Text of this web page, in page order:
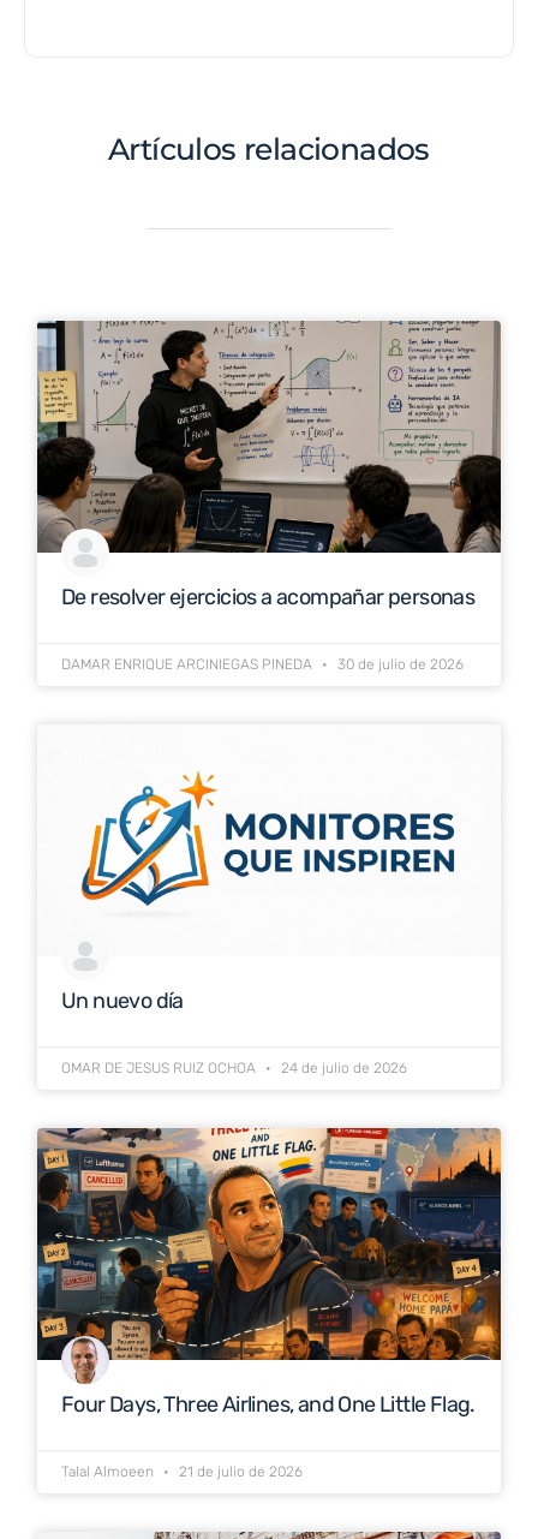
Artículos relacionados
De resolver ejercicios a acompañar personas
DAMAR ENRIQUE ARCINIEGAS PINEDA 30 de julio de 2026
Un nuevo día
OMAR DE JESUS RUIZ OCHOA 24 de julio de 2026
Four Days, Three Airlines, and One Little Flag.
Talal Almoeen 21 de julio de 2026